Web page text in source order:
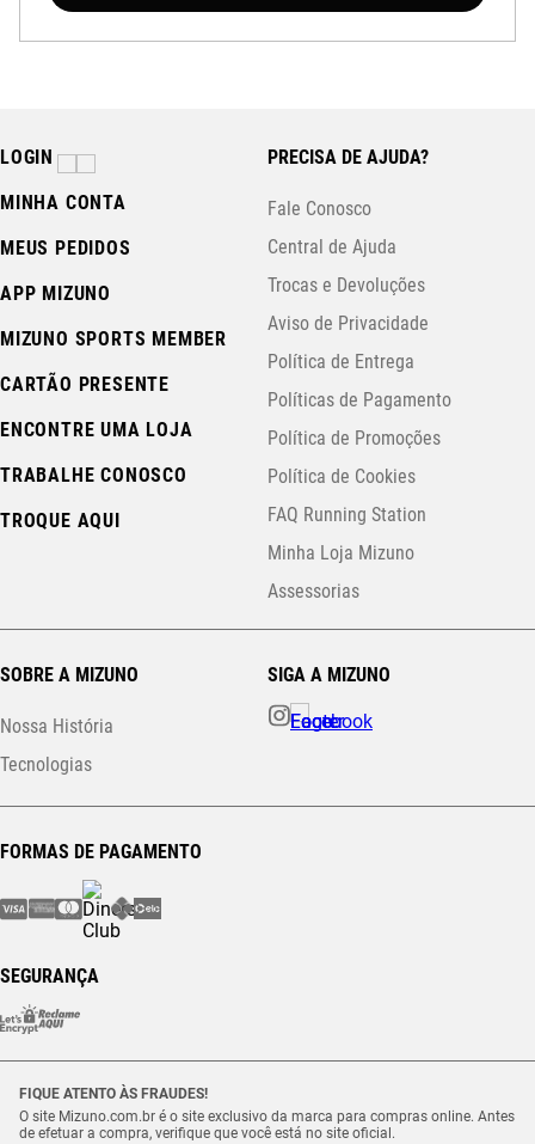
LOGIN
MINHA CONTA
MEUS PEDIDOS
APP MIZUNO
MIZUNO SPORTS MEMBER
CARTÃO PRESENTE
ENCONTRE UMA LOJA
TRABALHE CONOSCO
TROQUE AQUI
PRECISA DE AJUDA?
Fale Conosco
Central de Ajuda
Trocas e Devoluções
Aviso de Privacidade
Política de Entrega
Políticas de Pagamento
Política de Promoções
Política de Cookies
FAQ Running Station
Minha Loja Mizuno
Assessorias
SOBRE A MIZUNO
Nossa História
Tecnologias
SIGA A MIZUNO
FORMAS DE PAGAMENTO
SEGURANÇA
FIQUE ATENTO ÀS FRAUDES!
O site Mizuno.com.br é o site exclusivo da marca para compras online. Antes
de efetuar a compra, verifique que você está no site oficial.